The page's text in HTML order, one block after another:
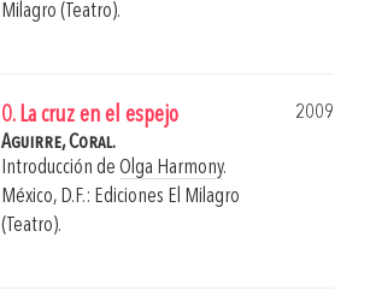
Milagro (Teatro).
0. La cruz en el espejo
2009
Aguirre, Coral.
Introducción de Olga Harmony.
México, D.F.: Ediciones El Milagro
(Teatro).